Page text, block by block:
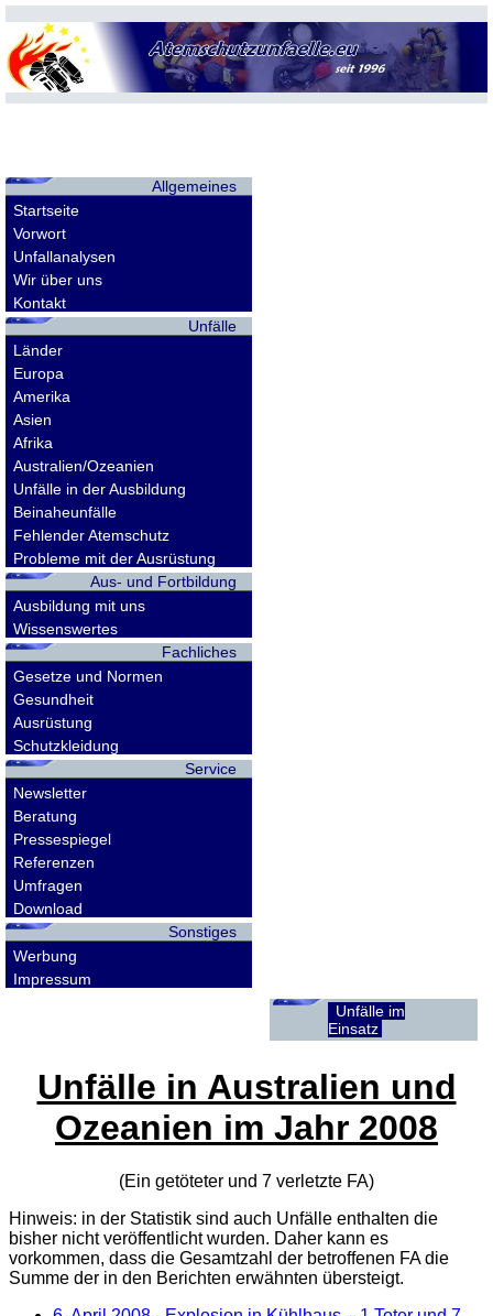
Allgemeines
Startseite
Vorwort
Unfallanalysen
Wir über uns
Kontakt
Unfälle
Länder
Europa
Amerika
Asien
Afrika
Australien/Ozeanien
Unfälle in der Ausbildung
Beinaheunfälle
Fehlender Atemschutz
Probleme mit der Ausrüstung
Aus- und Fortbildung
Ausbildung mit uns
Wissenswertes
Fachliches
Gesetze und Normen
Gesundheit
Ausrüstung
Schutzkleidung
Service
Newsletter
Beratung
Pressespiegel
Referenzen
Umfragen
Download
Sonstiges
Werbung
Impressum
Unfälle im
Einsatz
Unfälle in Australien und
Ozeanien im Jahr 2008
(Ein getöteter und 7 verletzte FA)
Hinweis: in der Statistik sind auch Unfälle enthalten die
bisher nicht veröffentlicht wurden. Daher kann es
vorkommen, dass die Gesamtzahl der betroffenen FAdie
Summe der in den Berichten erwähnten übersteigt.